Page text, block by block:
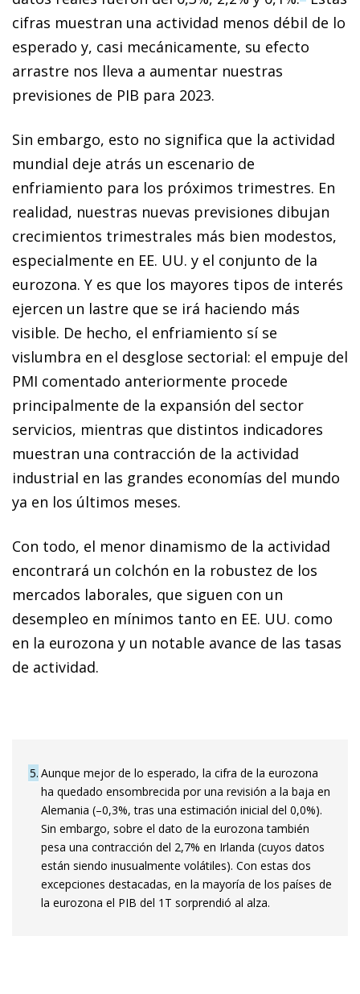
cifras muestran una actividad menos débil de lo
esperado y, casi mecánicamente, su efecto
arrastre nos lleva a aumentar nuestras
previsiones de PIB para 2023.
Sin embargo, esto no significa que la actividad
mundial deje atrás un escenario de
enfriamiento para los próximos trimestres. En
realidad, nuestras nuevas previsiones dibujan
crecimientos trimestrales más bien modestos,
especialmente en EE. UU. y el conjunto de la
eurozona. Y es que los mayores tipos de interés
ejercen un lastre que se irá haciendo más
visible. De hecho, el enfriamiento sí se
vislumbra en el desglose sectorial: el empuje del
PMI comentado anteriormente procede
principalmente de la expansión del sector
servicios, mientras que distintos indicadores
muestran una contracción de la actividad
industrial en las grandes economías del mundo
ya en los últimos meses.
Con todo, el menor dinamismo de la actividad
encontrará un colchón en la robustez de los
mercados laborales, que siguen con un
desempleo en mínimos tanto en EE. UU. como
en la eurozona y un notable avance de las tasas
de actividad.
5 Aunque mejor de lo esperado, la cifra de la eurozona
ha quedado ensombrecida por una revisión a la baja en
Alemania (–0,3%, tras una estimación inicial del 0,0%).
Sin embargo, sobre el dato de la eurozona también
pesa una contracción del 2,7% en Irlanda (cuyos datos
están siendo inusualmente volátiles). Con estas dos
excepciones destacadas, en la mayoría de los países de
la eurozona el PIB del 1T sorprendió al alza.